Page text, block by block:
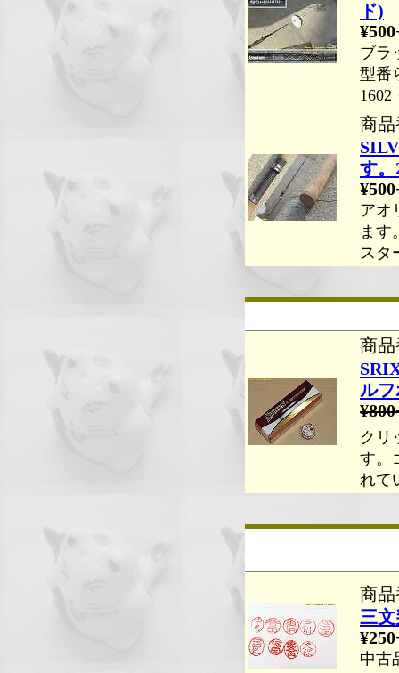
ド)
ブラ
型番
商品
す
アオ
ます
スタ
商品
ル
クリ
す。
れて
商品
三
中古